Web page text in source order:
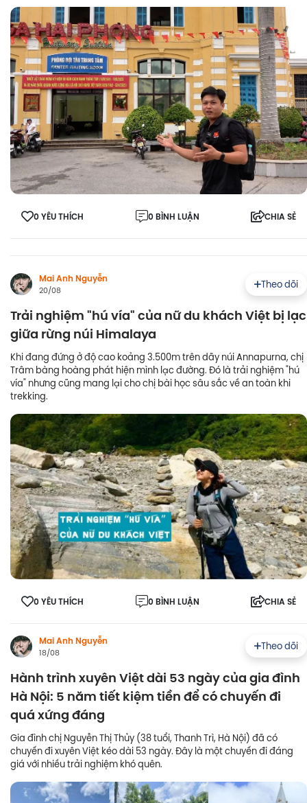
0 YÊU THÍCH 0 BÌNH LUẬN CHIA SẺ
Mai Anh Nguyễn
20/08
Theo dõi
Trải nghiệm "hú vía" của nữ du khách Việt bị lạc
giữa rừng núi Himalaya
Khi đang đứng ở độ cao koảng 3.500m trên dãy núi Annapurna, chị
Trâm bàng hoàng phát hiện mình lạc đường. Đó là trải nghiệm "hú
vía" nhưng cũng mang lại cho chị bài học sâu sắc về an toàn khi
trekking.
0 YÊU THÍCH 0 BÌNH LUẬN CHIA SẺ
Mai Anh Nguyễn
18/08
Theo dõi
Hành trình xuyên Việt dài 53 ngày của gia đình
Hà Nội: 5 năm tiết kiệm tiền để có chuyến đi
quá xứng đáng
Gia đình chị Nguyễn Thị Thủy (38 tuổi, Thanh Trì, Hà Nội) đã có
chuyến đi xuyên Việt kéo dài 53 ngày. Đây là một chuyến đi đáng
giá với nhiều trải nghiệm khó quên.